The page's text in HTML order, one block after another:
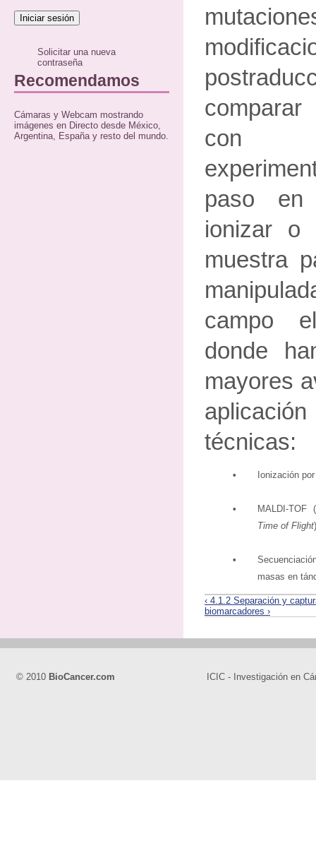
Solicitar una nueva
contraseña
Recomendamos
Cámaras y Webcam mostrando
imágenes en Directo desde México,
Argentina, España y resto del mundo.
con
paso
ionizar o
muestra
campo
donde
mayores
técnicas:
• Ionización
• MALDI-TOF (
Time of Flight
•
masas en
‹ 4.1.2 Separación y
biomarcadores ›
© 2010 BioCancer.com ICIC - Investigación en